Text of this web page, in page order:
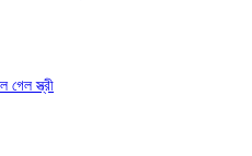
গেল স্ত্রী